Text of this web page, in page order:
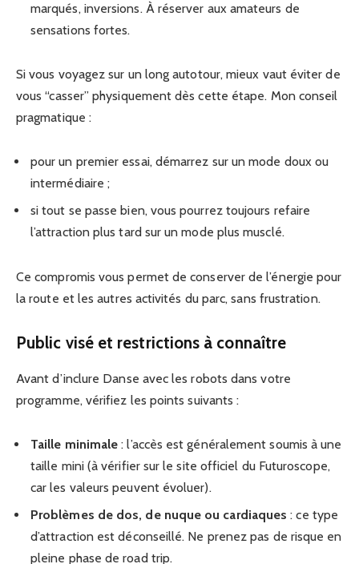
marqués, inversions. À réserver aux amateurs de
sensations fortes.
Si vous voyagez sur un long autotour, mieux vaut éviter de
vous “casser” physiquement dès cette étape. Mon conseil
pragmatique :
pour un premier essai, démarrez sur un mode doux ou
intermédiaire ;
si tout se passe bien, vous pourrez toujours refaire
l’attraction plus tard sur un mode plus musclé.
Ce compromis vous permet de conserver de l’énergie pour
la route et les autres activités du parc, sans frustration.
Public visé et restrictions à connaître
Avant d’inclure Danse avec les robots dans votre
programme, vérifiez les points suivants :
Taille minimale : l’accès est généralement soumis à une
taille mini (à vérifier sur le site officiel du Futuroscope,
car les valeurs peuvent évoluer).
Problèmes de dos, de nuque ou cardiaques : ce type
d’attraction est déconseillé. Ne prenez pas de risque en
pleine phase de road trip.